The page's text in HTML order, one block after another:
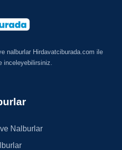
nalburlar Hirdavatciburada.com ile
inceleyebilirsiniz.
Nalburlar